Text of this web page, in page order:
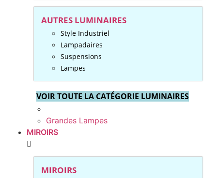
AUTRES LUMINAIRES
Style Industriel
Lampadaires
Suspensions
Lampes
VOIR TOUTE LA CATÉGORIE LUMINAIRES
Grandes Lampes
MIROIRS
MIROIRS